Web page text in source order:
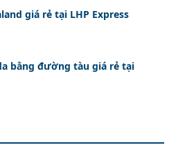
giá rẻ tại LHP Express
bằng đường tàu giá rẻ tại